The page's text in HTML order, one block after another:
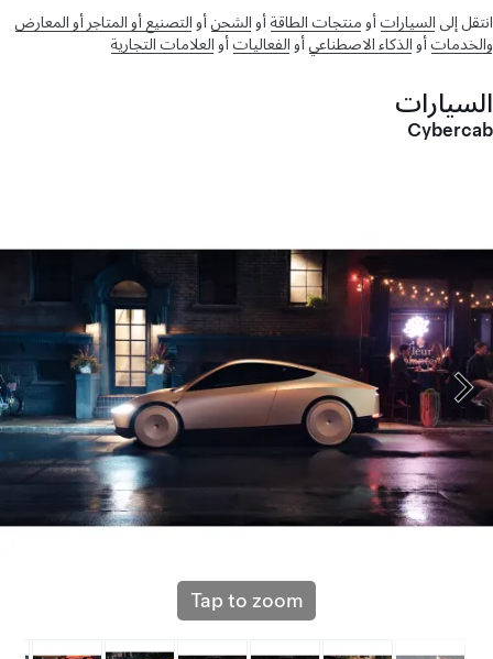
انتقل إلى السيارات أو منتجات الطاقة أو الشحن أو التصنيع أو المتاجر أو المعارض
والخدمات أو الذكاء الاصطناعي أو الفعاليات أو العلامات التجارية
السيارات
Cybercab
Tap to zoom